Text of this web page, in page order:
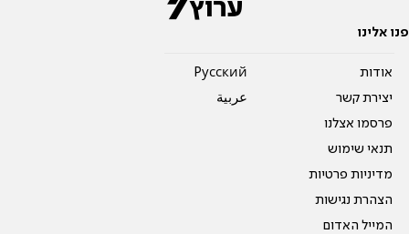
פנו אלינו
אודות
יצירת קשר
פרסמו אצלנו
תנאי שימוש
מדיניות פרטיות
הצהרת נגישות
המייל האדום
Pусский
عربية